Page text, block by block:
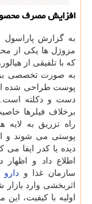
افزایش مصرف
به گزارش پاراسول
مزوژل ها یکی از
که با تلفیقی از
به صورت تخصصی
پوست طراحی شده
دست و دکلته است.
برخلاف فیلرها
راه تزریق به
پوستی می شوند و
دیده یا کدر ایفا می
اطلاع داد و
سازمان غذا ودارو
اثربخشی وارد
اولیه با کیفیت،